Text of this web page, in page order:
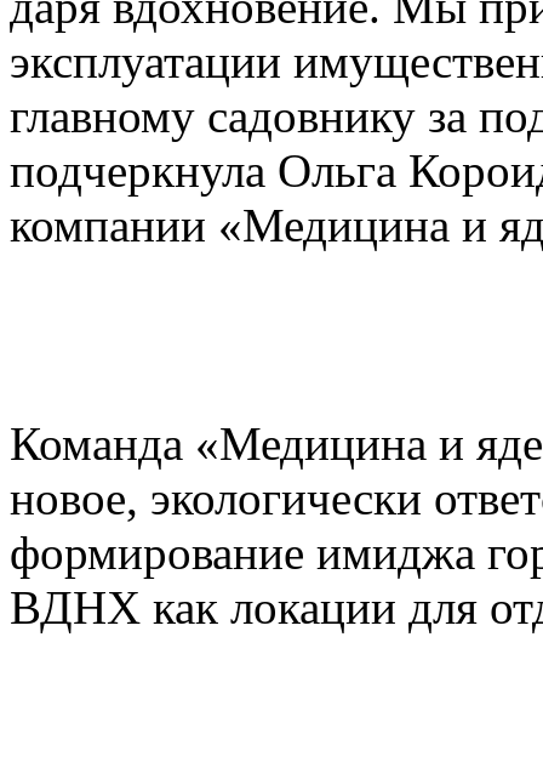
эксплуатации
главному садовнику за
подчеркнула Ольга
компании «Медицина и
Команда «Медицина и
новое, экологически
формирование имиджа
ВДНХ как локации для